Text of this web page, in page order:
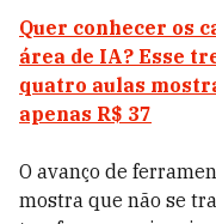
Quer conhecer os
área de IA? Esse
quatro aulas
apenas R$ 37
O avanço de
mostra que não se